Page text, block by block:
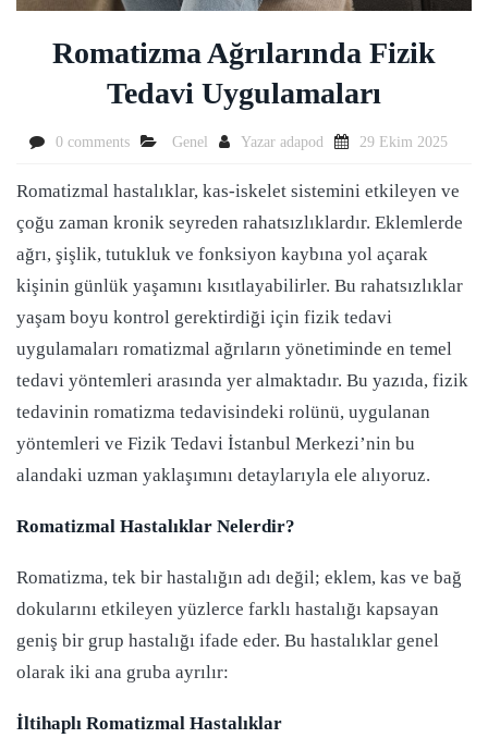
Romatizma Ağrılarında Fizik
Tedavi Uygulamaları
0 comments Genel Yazar adapod 29 Ekim 2025
Romatizmal hastalıklar, kas-iskelet sistemini etkileyen ve
çoğu zaman kronik seyreden rahatsızlıklardır. Eklemlerde
ağrı, şişlik, tutukluk ve fonksiyon kaybına yol açarak
kişinin günlük yaşamını kısıtlayabilirler. Bu rahatsızlıklar
yaşam boyu kontrol gerektirdiği için fizik tedavi
uygulamaları romatizmal ağrıların yönetiminde en temel
tedavi yöntemleri arasında yer almaktadır. Bu yazıda, fizik
tedavinin romatizma tedavisindeki rolünü, uygulanan
yöntemleri ve Fizik Tedavi İstanbul Merkezi’nin bu
alandaki uzman yaklaşımını detaylarıyla ele alıyoruz.
Romatizmal Hastalıklar Nelerdir?
Romatizma, tek bir hastalığın adı değil; eklem, kas ve bağ
dokularını etkileyen yüzlerce farklı hastalığı kapsayan
geniş bir grup hastalığı ifade eder. Bu hastalıklar genel
olarak iki ana gruba ayrılır:
İltihaplı Romatizmal Hastalıklar